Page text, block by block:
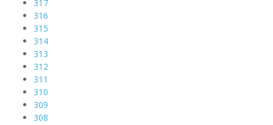
317
316
315
314
313
312
311
310
309
308